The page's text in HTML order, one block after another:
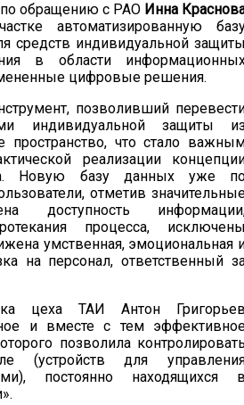
обращению с РАО Инна
автоматизированную
средств индивидуальной
в области
цифровые решения.
позволивший
индивидуальной защиты
что стало
реализации
Новую базу данных уже
отметив
доступность
процесса,
умственная, эмоциональная
на персонал, ответственный
цеха ТАИ Антон
и вместе с тем
позволила
(устройств для
постоянно находящихся